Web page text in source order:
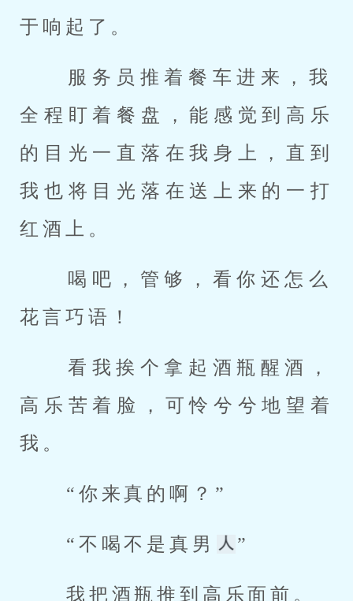
于响起了。
全程盯着餐盘，能感觉到高乐
的目光一直落在我身上，直到
我也将目光落在送上来的一打
红酒上。
花言巧语！
高乐苦着脸，可怜兮兮地望着
我。
“你来真的啊？”
“不喝不是真男 ”
我把酒瓶推到高乐面前。